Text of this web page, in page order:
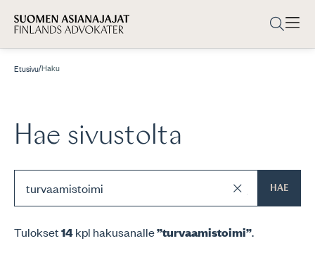
Etusivu/Haku
Hae sivustolta
HAE
Tulokset14kpl hakusanalle”turvaamistoimi”.